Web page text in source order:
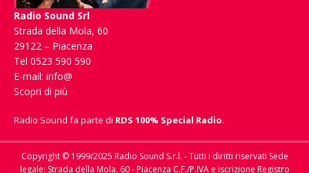
Radio Sound Srl
Strada della Mola, 60
29122 – Piacenza
Tel 0523 590 590
E-mail: info@
Scopri di più
Radio Sound fa parte di RDS 100% Special Radio.
Copyright © 1999/2025 Radio Sound S.r.l. - Tutti i diritti riservati Sede
legale: Strada della Mola, 60 - Piacenza C.F./P.IVA e iscrizione Registro